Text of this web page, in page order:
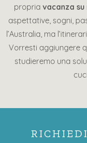
propria vacanza su
aspettative, sogni,
l’Australia, ma
Vorresti aggiungere
studieremo una